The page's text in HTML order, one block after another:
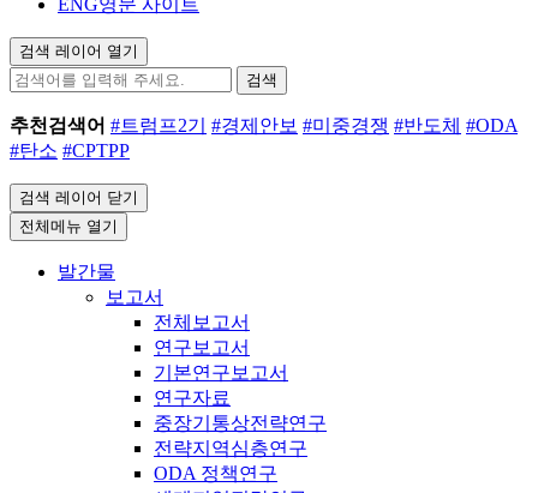
검색 레이어 열기
검색
추천검색어 #트럼프2기 #경제안보 #미중경쟁 #반도체 #ODA
#탄소 #CPTPP
검색 레이어 닫기
전체메뉴 열기
발간물
보고서
전체보고서
연구보고서
기본연구보고서
연구자료
중장기통상전략연구
전략지역심층연구
ODA 정책연구